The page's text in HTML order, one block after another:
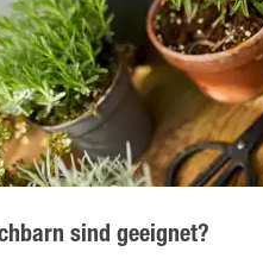
sind geeignet?